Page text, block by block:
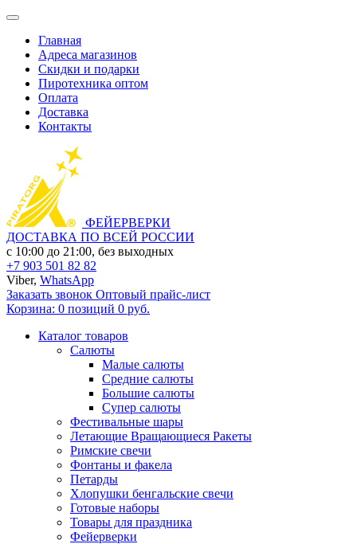
Главная
Адреса магазинов
Скидки и подарки
Пиротехника оптом
Оплата
Доставка
Контакты
ФЕЙЕРВЕРКИ
ДОСТАВКА ПО ВСЕЙ РОССИИ
с 10:00 до 21:00, без выходных
+7 903 501 82 82
Viber, WhatsApp
Заказать звонок Оптовый прайс-лист
Корзина: 0 позиций 0 руб.
Каталог товаров
Салюты
Малые салюты
Средние салюты
Большие салюты
Супер салюты
Фестивальные шары
Летающие Вращающиеся Ракеты
Римские свечи
Фонтаны и факела
Петарды
Хлопушки бенгальские свечи
Готовые наборы
Товары для праздника
Фейерверки